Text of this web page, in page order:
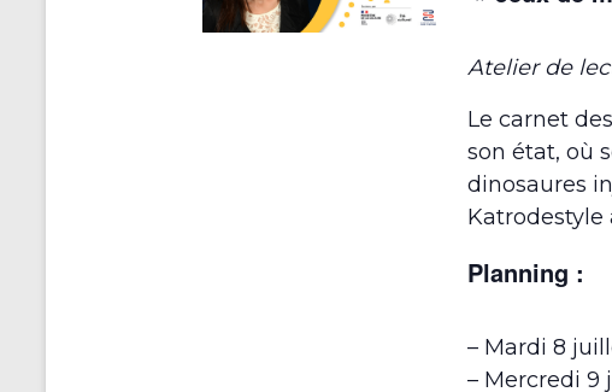
Atelier de
Le carnet
son état, où
dinosaures
Katrodestyle
Planning :
– Mardi 8
– Mercredi 9